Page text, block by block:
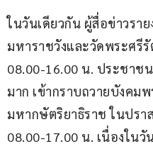
ในวันเดียวกัน ผู้สื่อข่าวรา
มหาราชวังและวัดพระศรี
08.00-16.00 น. ประชาช
มาก เข้ากราบถวายบังคม
มหากษัตริยาธิราช ในปรา
08.00-17.00 น. เนื่องใน